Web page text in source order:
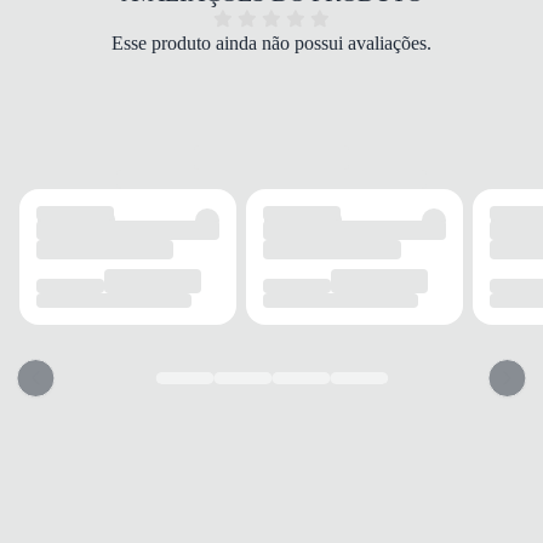
MODELAGEM
ACABAMENTO
Poliéster
RESPIRABILIDADE
Alta
Rápida
INFORMAÇÃO ADICIONAL
Esse produto ainda não possui avaliações.